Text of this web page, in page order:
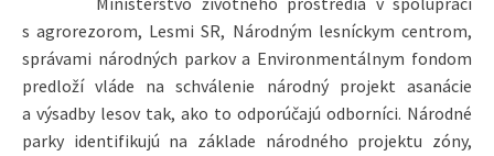
s agrorezorom, Lesmi SR, Národným lesníckym centrom,
správami národných parkov a Environmentálnym fondom
predloží vláde na schválenie národný projekt asanácie
a výsadby lesov tak, ako to odporúčajú odborníci. Národné
parky identifikujú na základe národného projektu zóny,